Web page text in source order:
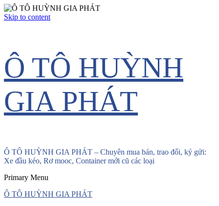
Skip to content
Ô TÔ HUỲNH
GIA PHÁT
Ô TÔ HUỲNH GIA PHÁT – Chuyên mua bán, trao đổi, ký gửi:
Xe đầu kéo, Rơ mooc, Container mới cũ các loại
Primary Menu
Ô TÔ HUỲNH GIA PHÁT